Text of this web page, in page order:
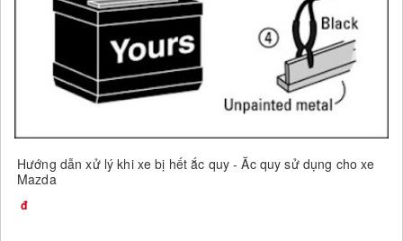
Hướng dẫn xử lý khi xe bị hết ắc quy - Ắc quy sử dụng cho xe
Mazda